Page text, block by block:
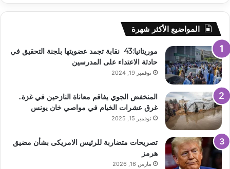
المواضيع الأكثر شهرة
موريتانيا:43 نقابة تجمد عضويتها بلجنة التحقيق في
حادثة الاعتداء على المدرسين
نوفمبر 19, 2024
المنخفض الجوي يفاقم معاناة النازحين في غزة..
غرق عشرات الخيام في مواصي خان يونس
نوفمبر 15, 2025
تصريحات متضاربة للرئيس الامريكى بشأن مضيق
هرمز
مارس 16, 2026